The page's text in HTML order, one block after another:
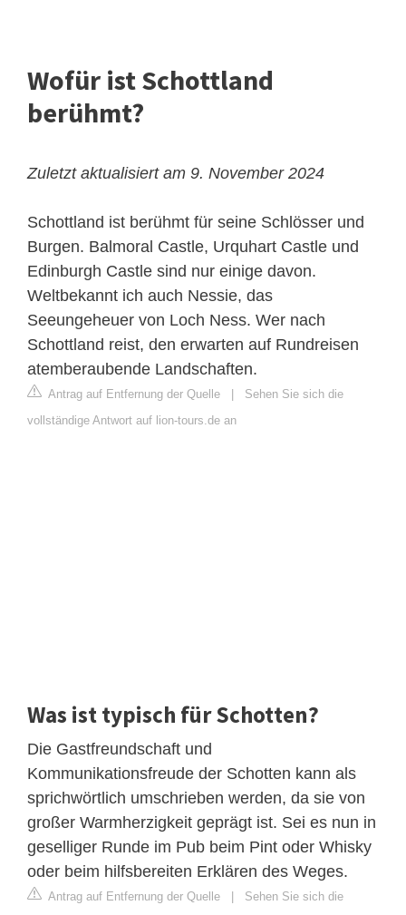
Wofür ist Schottland
berühmt?
Zuletzt aktualisiert am 9. November 2024
Schottland ist berühmt für seine Schlösser und
Burgen. Balmoral Castle, Urquhart Castle und
Edinburgh Castle sind nur einige davon.
Weltbekannt ich auch Nessie, das
Seeungeheuer von Loch Ness. Wer nach
Schottland reist, den erwarten auf Rundreisen
atemberaubende Landschaften.
Antrag auf Entfernung der Quelle
Sehen Sie sich die
vollständige Antwort auf lion-tours.de an
Was ist typisch für Schotten?
Die Gastfreundschaft und
Kommunikationsfreude der Schotten kann als
sprichwörtlich umschrieben werden, da sie von
großer Warmherzigkeit geprägt ist. Sei es nun in
geselliger Runde im Pub beim Pint oder Whisky
oder beim hilfsbereiten Erklären des Weges.
Antrag auf Entfernung der Quelle
Sehen Sie sich die